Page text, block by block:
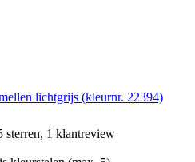
lichtgrijs (kleurnr. 22394)
sterren, 1 klantreview